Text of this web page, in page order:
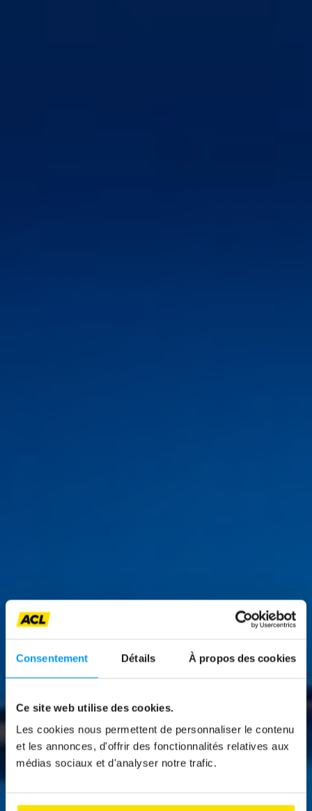
Consentement Détails À propos des cookies
Ce site web utilise des cookies.
Les cookies nous permettent de personnaliser le contenu
et les annonces, d'offrir des fonctionnalités relatives aux
médias sociaux et d'analyser notre trafic.
News
ALPINE A290 GTS